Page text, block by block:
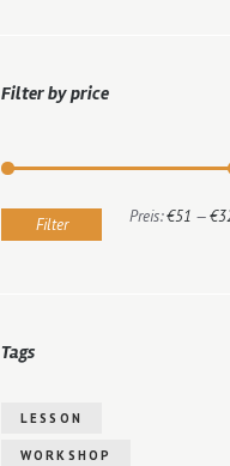
Filter by price
Filter Preis:€51 —
Tags
LESSON
WORKSHOP